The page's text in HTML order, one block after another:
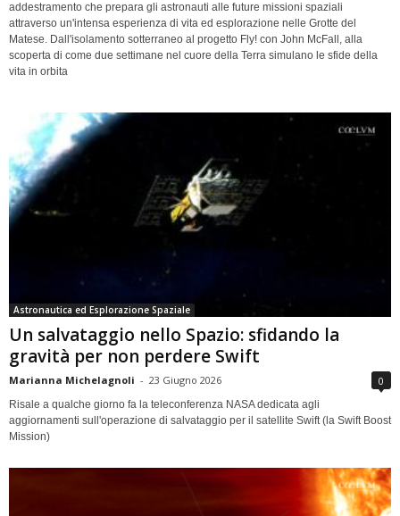
addestramento che prepara gli astronauti alle future missioni spaziali
attraverso un'intensa esperienza di vita ed esplorazione nelle Grotte del
Matese. Dall'isolamento sotterraneo al progetto Fly! con John McFall, alla
scoperta di come due settimane nel cuore della Terra simulano le sfide della
vita in orbita
Astronautica ed Esplorazione Spaziale
Un salvataggio nello Spazio: sfidando la
gravità per non perdere Swift
Marianna Michelagnoli - 23 Giugno 2026 0
Risale a qualche giorno fa la teleconferenza NASA dedicata agli
aggiornamenti sull'operazione di salvataggio per il satellite Swift (la Swift Boost
Mission)